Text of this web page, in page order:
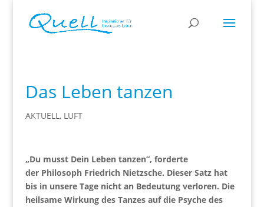
Das Leben tanzen
AKTUELL, LUFT
„Du musst Dein Leben tanzen“, forderte
der Philosoph Friedrich Nietzsche. Dieser Satz hat
bis in unsere Tage nicht an Bedeutung verloren. Die
heilsame Wirkung des Tanzes auf die Psyche des